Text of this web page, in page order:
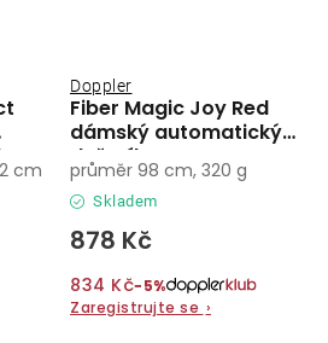
cm
Fiber Magic Joy Red
dámský automatický
deštník
Doppler
Skladem
878 Kč
834 Kč−5%
Zaregistrujte se ›
průměr 98 cm, 320 g